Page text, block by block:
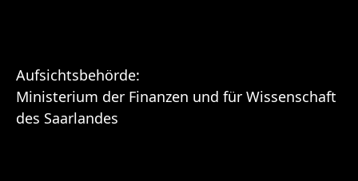
Aufsichtsbehörde:
Ministerium der Finanzen und für Wissenschaft
des Saarlandes